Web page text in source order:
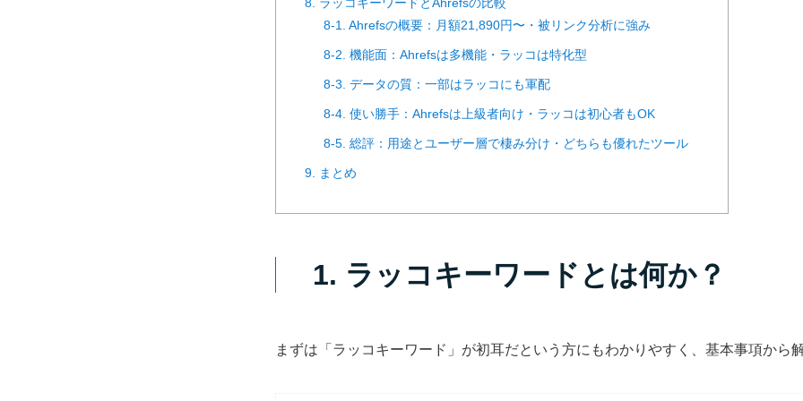
8-1. Ahrefsの概要：月額21,890円〜・被リンク分析に強み
8-2. 機能面：Ahrefsは多機能・ラッコは特化型
8-3. データの質：一部はラッコにも軍配
8-4. 使い勝手：Ahrefsは上級者向け・ラッコは初心者もOK
8-5. 総評：用途とユーザー層で棲み分け・どちらも優れたツール
9. まとめ
1. ラッコキーワードとは何か？
まずは「ラッコキーワード」が初耳だという方にもわかりやすく、基本事項から